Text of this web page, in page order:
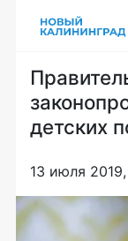
детских
13 июля